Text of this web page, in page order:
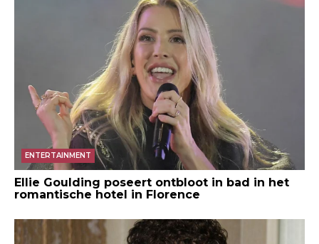
ENTERTAINMENT
Ellie Goulding poseert ontbloot in bad in het
romantische hotel in Florence